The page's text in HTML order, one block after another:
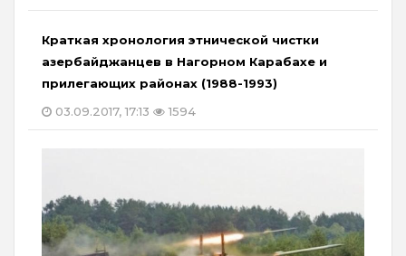
Краткая хронология этнической чистки
азербайджанцев в Нагорном Карабахе и
прилегающих районах (1988-1993)
03.09.2017, 17:13
1594